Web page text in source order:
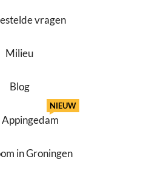
vragen
Milieu
Blog
NIEUW
in Groningen